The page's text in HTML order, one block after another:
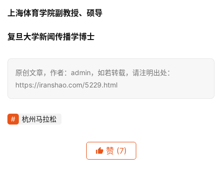
上海体育学院副教授、硕导
复旦大学新闻传播学博士
原创文章，作者：admin，如若转载，请注明出处：
https://iranshao.com/5229.html
杭州马拉松
赞 (7)